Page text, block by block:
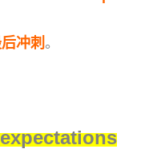
冲刺 。